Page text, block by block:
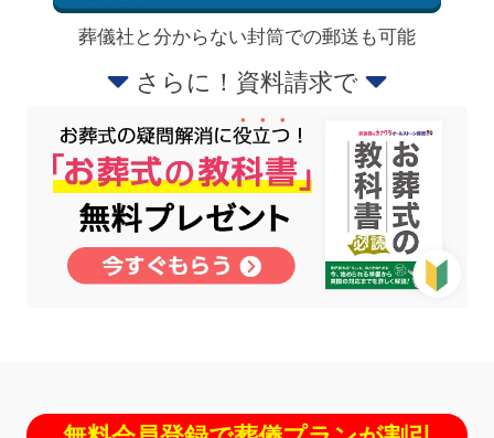
葬儀社と分からない封筒での郵送も可能
さらに！資料請求で